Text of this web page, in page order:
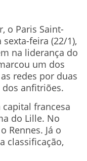
o Paris Saint-
feira (22/1),
na liderança do
um dos
redes por duas
anfitriões.
francesa
do Lille. No
Rennes. Já o
classificação,